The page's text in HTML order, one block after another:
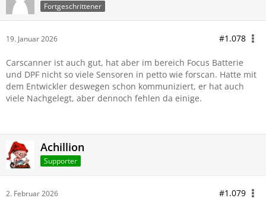
Fortgeschrittener
19. Januar 2026 #1.078
Carscanner ist auch gut, hat aber im bereich Focus Batterie
und DPF nicht so viele Sensoren in petto wie forscan. Hatte mit
dem Entwickler deswegen schon kommuniziert, er hat auch
viele Nachgelegt, aber dennoch fehlen da einige.
Achillion
Supporter
2. Februar 2026 #1.079